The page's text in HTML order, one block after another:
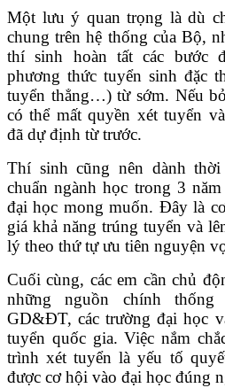
Một lưu ý quan trọng là dù
chung trên hệ thống của Bộ,
thí sinh hoàn tất các bước
phương thức tuyển sinh đặc
tuyển thẳng…) từ sớm. Nếu
có thể mất quyền xét tuyển
đã dự định từ trước.
Thí sinh cũng nên dành
chuẩn ngành học trong 3
đại học mong muốn. Đây là
giá khả năng trúng tuyển và
lý theo thứ tự ưu tiên nguyện
Cuối cùng, các em cần chủ
những nguồn chính
GD&ĐT, các trường đại học
tuyển quốc gia. Việc nắm
trình xét tuyển là yếu tố
được cơ hội vào đại học đúng